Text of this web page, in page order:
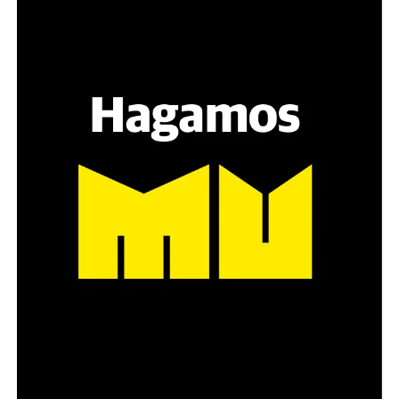
es a través del interrogante, que puedan encarnar la
pregunta», comparte Gonzalo, de 41 años.